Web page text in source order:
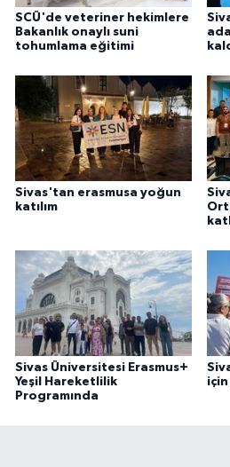
SCÜ'de veteriner hekimlere
Bakanlık onaylı suni
tohumlama eğitimi
Sivas'tan erasmusa yoğun
katılım
Sivas Üniversitesi Erasmus+
Yeşil Hareketlilik
Programında
için